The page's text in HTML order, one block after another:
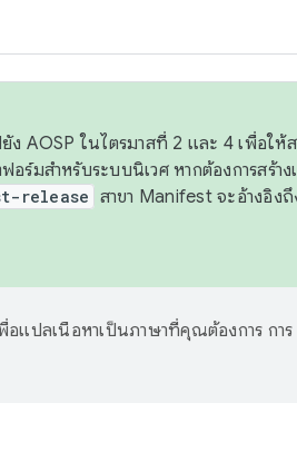
ง AOSP ในไตรมาสที่ 2 และ 4 เพื่อใ
ร์มสำหรับระบบนิเวศ หากต้องการสร้า
release สาขา Manifest จะอ้างอิง
อแปลเนื้อหาเป็นภาษาที่คุณต้องการ การ